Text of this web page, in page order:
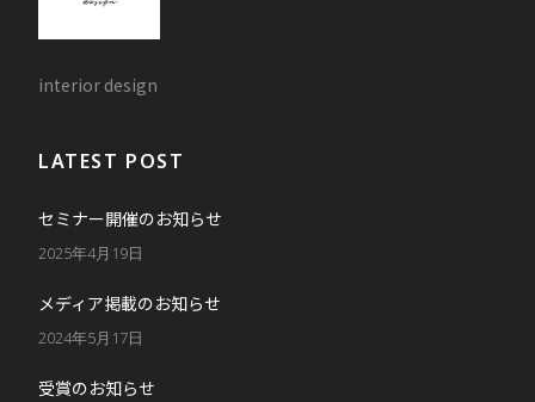
interior design
LATEST POST
セミナー開催のお知らせ
2025年4月19日
メディア掲載のお知らせ
2024年5月17日
受賞のお知らせ